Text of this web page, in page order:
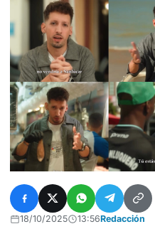
18/10/2025 13:56Redacción